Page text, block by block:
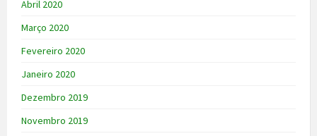
Abril 2020
Março 2020
Fevereiro 2020
Janeiro 2020
Dezembro 2019
Novembro 2019